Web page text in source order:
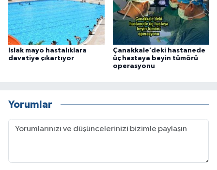
Islak mayo hastalıklara
davetiye çıkartıyor
Çanakkale’deki hastanede
üç hastaya beyin tümörü
operasyonu
Yorumlar